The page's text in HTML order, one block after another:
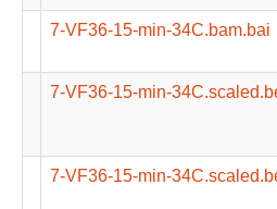
7-VF36-15-min-34C.bam.bai
7-VF36-15-min-
7-VF36-15-min-